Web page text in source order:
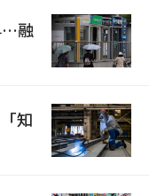
…融
知